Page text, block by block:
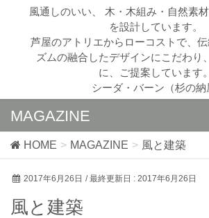
風通しのいい、 木・木組み・自然素
を設計しています。
芦屋のアトリエからローコストで、
ズムの融合したデザインにこだわり
に、ご提案しています。
シーダ・バーン（杉の
MAGAZINE
HOME MAGAZINE 風と建築
2017年6月26日 / 最終更新日 : 2017年6月26日
風と建築